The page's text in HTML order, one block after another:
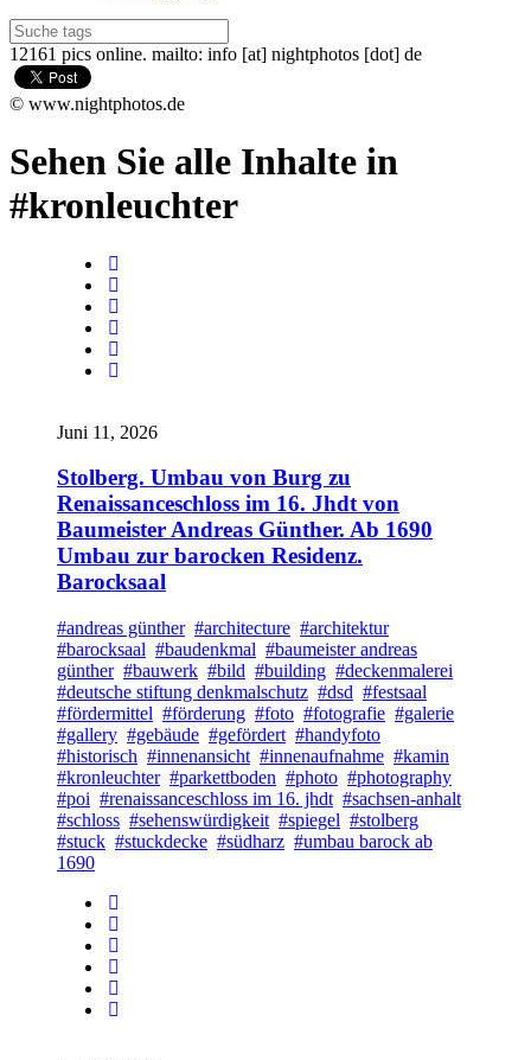
12161 pics online. mailto: info [at] nightphotos [dot] de
© www.nightphotos.de
Sehen Sie alle Inhalte in
#kronleuchter
Juni 11, 2026
Stolberg. Umbau von Burg zu
Renaissanceschloss im 16. Jhdt von
Baumeister Andreas Günther. Ab 1690
Umbau zur barocken Residenz.
Barocksaal
#andreas günther #architecture #architektur
#barocksaal #baudenkmal #baumeister andreas
günther #bauwerk #bild #building #deckenmalerei
#deutsche stiftung denkmalschutz #dsd #festsaal
#fördermittel #förderung #foto #fotografie #galerie
#gallery #gebäude #gefördert #handyfoto
#historisch #innenansicht #innenaufnahme #kamin
#kronleuchter #parkettboden #photo #photography
#poi #renaissanceschloss im 16. jhdt #sachsen-anhalt
#schloss #sehenswürdigkeit #spiegel #stolberg
#stuck #stuckdecke #südharz #umbau barock ab
1690